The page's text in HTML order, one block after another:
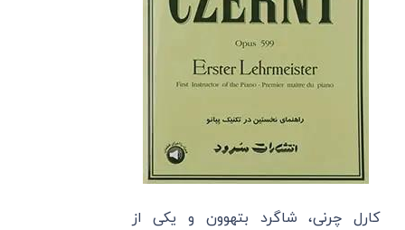
کارل چرنی، شاگرد بتهوون و یکی از